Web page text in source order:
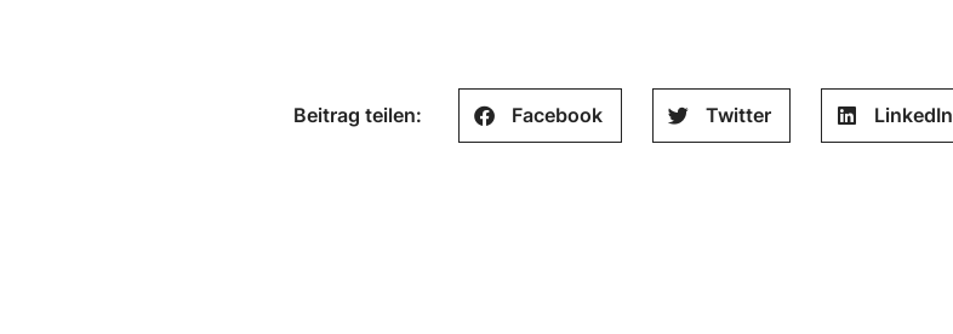
Beitrag teilen: Facebook Twitter LinkedIn